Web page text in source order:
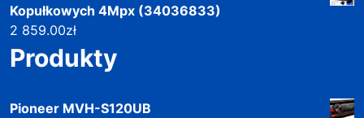
Kopułkowych 4Mpx (34036833)
2 859.00zł
Produkty
Pioneer MVH-S120UB